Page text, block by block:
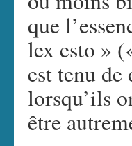
que
lex esto »
est tenu de
lorsqu’ils
être